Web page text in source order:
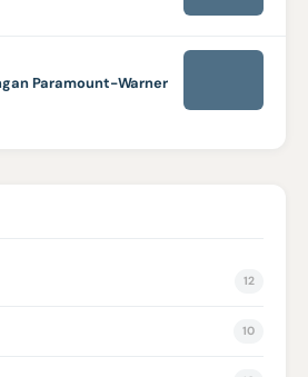
Paramount-Warner
12
10